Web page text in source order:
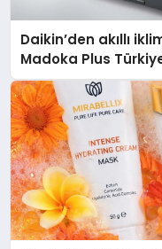
Daikin’den akıllı
Madoka Plus